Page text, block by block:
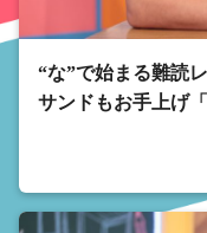
“な”で始まる難読
サンドもお手上げ